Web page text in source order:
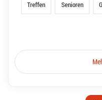
Treffen Senioren